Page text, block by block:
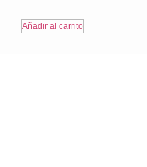
Añadir al carrito